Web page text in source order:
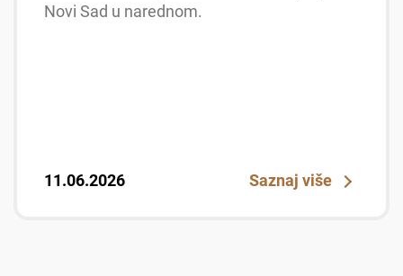
Novi Sad u narednom.
11.06.2026 Saznaj više